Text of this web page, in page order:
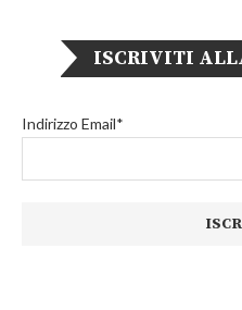
ISCRIVITI
Indirizzo Email*